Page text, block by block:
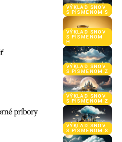
VÝKLAD SNOV
S PÍSMENOM S
VÝKLAD SNOV
S PÍSMENOM
H
VÝKLAD SNOV
S PÍSMENOM Z
VÝKLAD SNOV
S PÍSMENOM Z
VÝKLAD SNOV
S PÍSMENOM S
príbory